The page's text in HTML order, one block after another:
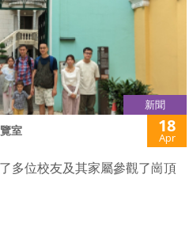
新聞
室 18
Apr
多位校友及其家屬參觀了崗頂